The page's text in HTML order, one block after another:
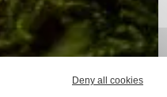
Deny all cookies